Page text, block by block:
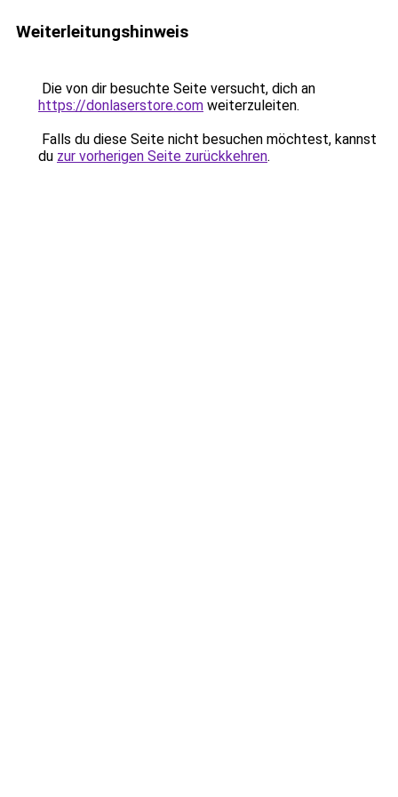
Weiterleitungshinweis
Die von dir besuchte Seite versucht, dich an
https://donlaserstore.com weiterzuleiten.
Falls du diese Seite nicht besuchen möchtest, kannst
du zur vorherigen Seite zurückkehren.